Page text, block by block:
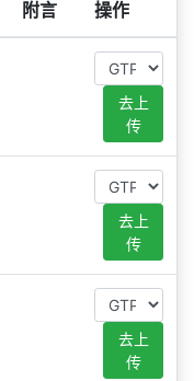
附言 操作
去上
传
去上
传
去上
传